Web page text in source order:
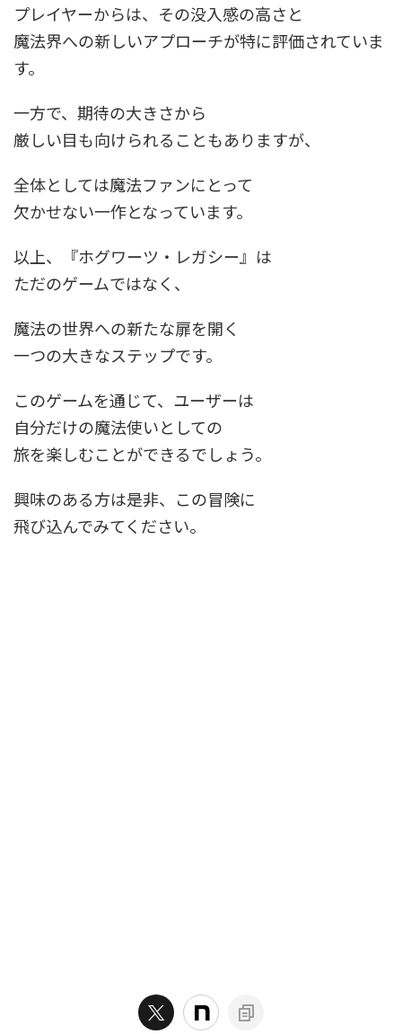
プレイヤーからは、その没入感の高さと
魔法界への新しいアプローチが特に評価されていま
す。
一方で、期待の大きさから
厳しい目も向けられることもありますが、
全体としては魔法ファンにとって
欠かせない一作となっています。
以上、『ホグワーツ・レガシー』は
ただのゲームではなく、
魔法の世界への新たな扉を開く
一つの大きなステップです。
このゲームを通じて、ユーザーは
自分だけの魔法使いとしての
旅を楽しむことができるでしょう。
興味のある方は是非、この冒険に
飛び込んでみてください。